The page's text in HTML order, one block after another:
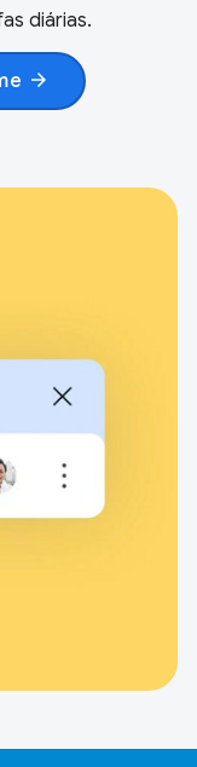
diárias.
arrow_forward